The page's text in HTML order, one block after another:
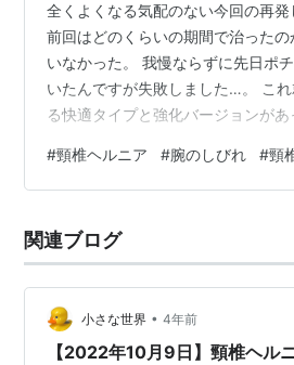
全くよくなる気配のない今回の再発
前回はどのくらいの期間で治った
いなかった。 我慢ならずに先日ポ
いたんですが失敗しました…。 こ
る快適タイプと強化バージョンがあ
も付けられる方がいいですよね。
の偽物が届いた」と書いてるのを
もこの会社ってどこの国の会社なん
てみるもよくわからなかったです
#頸椎ヘルニア #腕のしびれ #頸
関連ブログ
小さな世界 • 4年前
【2022年10月9日】頸椎ヘル